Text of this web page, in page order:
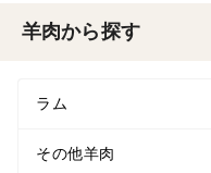
羊肉から探す
ラム
その他羊肉